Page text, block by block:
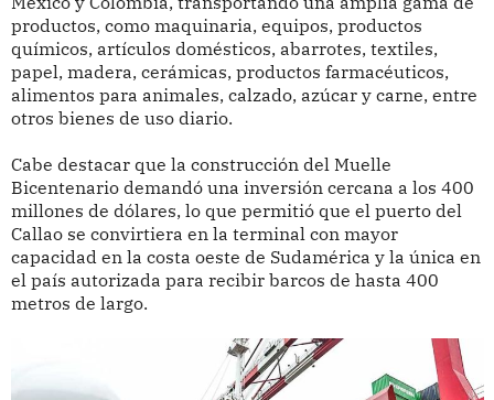
productos, como maquinaria, equipos, productos
químicos, artículos domésticos, abarrotes, textiles,
papel, madera, cerámicas, productos farmacéuticos,
alimentos para animales, calzado, azúcar y carne, entre
otros bienes de uso diario.
Cabe destacar que la construcción del Muelle
Bicentenario demandó una inversión cercana a los 400
millones de dólares, lo que permitió que el puerto del
Callao se convirtiera en la terminal con mayor
capacidad en la costa oeste de Sudamérica y la única en
el país autorizada para recibir barcos de hasta 400
metros de largo.